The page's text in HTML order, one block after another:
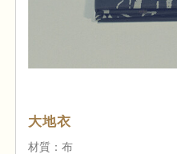
大地衣
材質：布